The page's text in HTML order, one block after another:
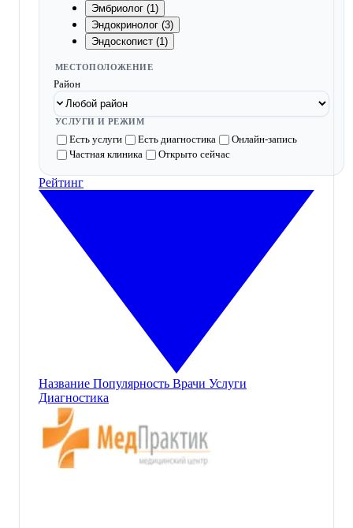
Эмбриолог (1)
Эндокринолог (3)
Эндоскопист (1)
МЕСТОПОЛОЖЕНИЕ
Район
УСЛУГИ И РЕЖИМ
Есть услуги Есть диагностика
Онлайн-запись
Частная клиника
Открыто сейчас
Рейтинг
Название Популярность Врачи Услуги
Диагностика